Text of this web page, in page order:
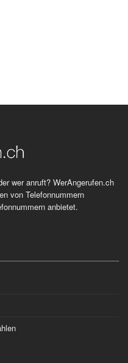
wer anruft? WerAngerufen.ch
von Telefonnummern
anbietet.